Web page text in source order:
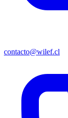
contacto@wilef.cl